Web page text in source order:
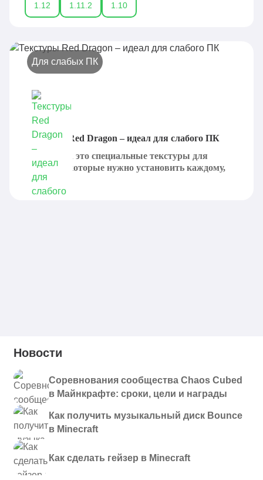
1.12 1.11.2 1.10
Для слабых ПК
Текстуры Red Dragon – идеал для слабого ПК
Red Dragon это специальные текстуры для
Minecraft, которые нужно установить каждому,
кому не...
Новости
Соревнования сообщества Chaos Cubed
в Майнкрафте: сроки, цели и награды
Как получить музыкальный диск Bounce
в Minecraft
Как сделать гейзер в Minecraft